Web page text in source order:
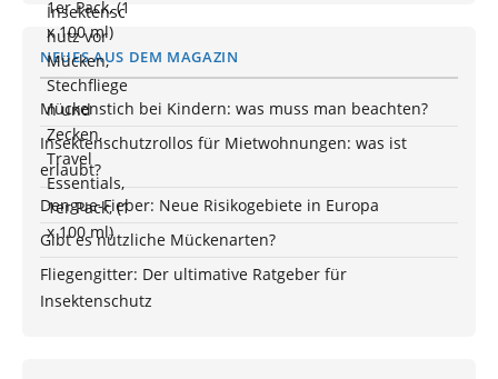
NEUES AUS DEM MAGAZIN
Mückenstich bei Kindern: was muss man beachten?
Insektenschutzrollos für Mietwohnungen: was ist
erlaubt?
Dengue-Fieber: Neue Risikogebiete in Europa
Gibt es nützliche Mückenarten?
Fliegengitter: Der ultimative Ratgeber für
Insektenschutz